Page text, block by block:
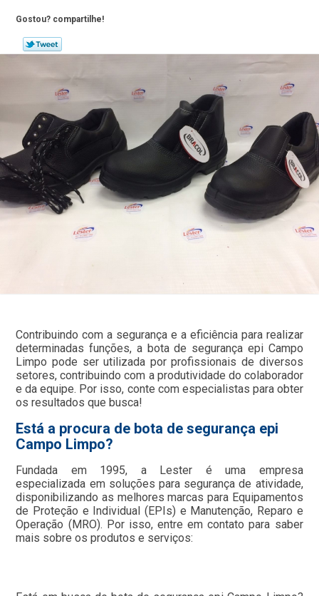
Gostou? compartilhe!
Contribuindo com a segurança e a eficiência para realizar
determinadas funções, a bota de segurança epi Campo
Limpo pode ser utilizada por profissionais de diversos
setores, contribuindo com a produtividade do colaborador
e da equipe. Por isso, conte com especialistas para obter
os resultados que busca!
Está a procura de bota de segurança epi
Campo Limpo?
Fundada em 1995, a Lester é uma empresa
especializada em soluções para segurança de atividade,
disponibilizando as melhores marcas para Equipamentos
de Proteção e Individual (EPIs) e Manutenção, Reparo e
Operação (MRO). Por isso, entre em contato para saber
mais sobre os produtos e serviços: